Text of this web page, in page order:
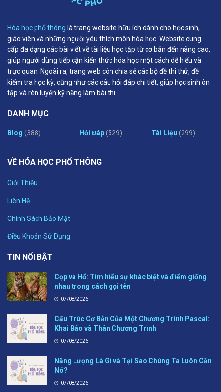
Hóa học phổ thông là trang website hữu ích dành cho học sinh,
giáo viên và những người yêu thích môn hóa học. Website cung
cấp đa dạng các bài viết về tài liệu học tập từ cơ bản đến nâng cao,
giúp người dùng tiếp cận kiến thức hóa học một cách dễ hiểu và
trực quan. Ngoài ra, trang web còn chia sẻ các bộ đề thi thử, đề
kiểm tra học kỳ, cũng như các câu hỏi đáp chi tiết, giúp học sinh ôn
tập và rèn luyện kỹ năng làm bài thi.
DANH MỤC
Blog (388) Hỏi Đáp(529) Tài Liệu (299)
VỀ HÓA HỌC PHỔ THÔNG
Giới Thiệu
Liên Hệ
Chính Sách Bảo Mật
Điều Khoản Sử Dụng
TIN NỔI BẬT
Cọp và Hổ: Tìm hiểu sự khác biệt và điểm giống
nhau trong cách gọi tên
07/08/2026
Cấu Trúc Cơ Bản Của Một Chương Trình Pascal:
Khai Báo và Thân Chương Trình
07/08/2026
Năng Lượng Là Gì và Tại Sao Chúng Ta Luôn Cần
Nó?
07/08/2026